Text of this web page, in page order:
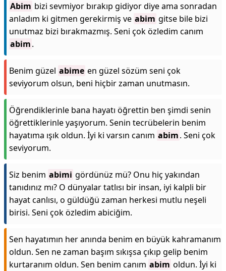
Abim bizi sevmiyor bırakıp gidiyor diye ama sonradan
anladım ki gitmen gerekirmiş ve abim gitse bile bizi
unutmaz bizi bırakmazmış. Seni çok özledim canım
abim.
Benim güzel abime en güzel sözüm seni çok
seviyorum olsun, beni hiçbir zaman unutmasın.
Öğrendiklerinle bana hayatı öğrettin ben şimdi senin
öğrettiklerinle yaşıyorum. Senin tecrübelerin benim
hayatıma ışık oldun. İyi ki varsın canım abim. Seni çok
seviyorum.
Siz benim abimi gördünüz mü? Onu hiç yakından
tanıdınız mı? O dünyalar tatlısı bir insan, iyi kalpli bir
hayat canlısı, o güldüğü zaman herkesi mutlu neşeli
birisi. Seni çok özledim abiciğim.
Sen hayatımın her anında benim en büyük kahramanım
oldun. Sen ne zaman başım sıkışsa çıkıp gelip benim
kurtaranım oldun. Sen benim canım abim oldun. İyi ki